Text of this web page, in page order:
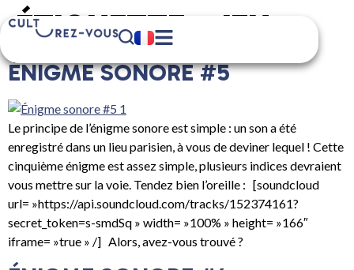
ÉTIQUETTE : JEU
ÉNIGME SONORE #5
Le principe de l’énigme sonore est simple : un son a été
enregistré dans un lieu parisien, à vous de deviner lequel ! Cette
cinquième énigme est assez simple, plusieurs indices devraient
vous mettre sur la voie. Tendez bien l’oreille : [soundcloud
url= »https://api.soundcloud.com/tracks/152374161?
secret_token=s-smdSq » width= »100% » height= »166″
iframe= »true » /] Alors, avez-vous trouvé ?